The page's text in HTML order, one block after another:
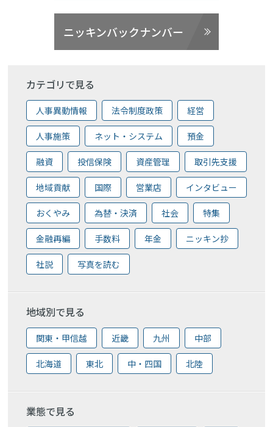
ニッキンバックナンバー
カテゴリで見る
人事異動情報 法令制度政策 経営
人事施策 ネット・システム 預金
融資 投信保険 資産管理 取引先支援
地域貢献 国際 営業店 インタビュー
おくやみ 為替・決済 社会 特集
金融再編 手数料 年金 ニッキン抄
社説 写真を読む
地域別で見る
関東・甲信越 近畿 九州 中部
北海道 東北 中・四国 北陸
業態で見る